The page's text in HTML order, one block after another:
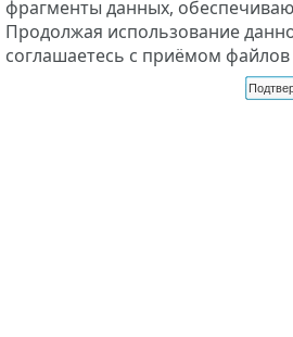
фрагменты данных,
Продолжая использование
соглашаетесь с приёмом